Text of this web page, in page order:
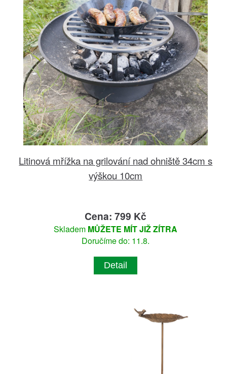
Litinová mřížka na grilování nad ohniště 34cm s
výškou 10cm
Cena: 799 Kč
Skladem MŮŽETE MÍT JIŽ ZÍTRA
Doručíme do: 11.8.
Detail